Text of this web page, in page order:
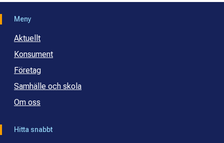
Meny
Aktuellt
Konsument
Företag
Samhälle och skola
Om oss
Hitta snabbt